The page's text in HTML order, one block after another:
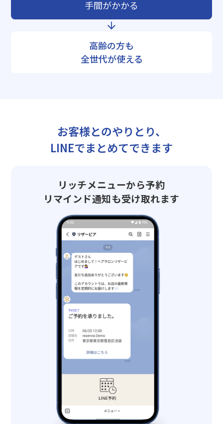
手間がかかる
高齢の方も
全世代が使える
お客様とのやりとり、
LINEでまとめてできます
リッチメニューから予約
リマインド通知も受け取れます